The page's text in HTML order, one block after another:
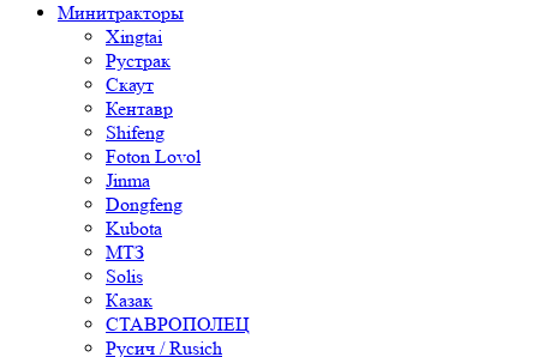
Минитракторы
Xingtai
Рустрак
Скаут
Кентавр
Shifeng
Foton Lovol
Jinma
Dongfeng
Kubota
МТЗ
Solis
Казак
СТАВРОПОЛЕЦ
Русич / Rusich